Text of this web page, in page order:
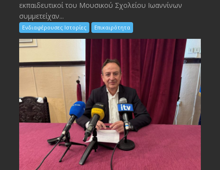
εκπαιδευτικοί του Μουσικού Σχολείου Ιωαννίνων
συμμετείχαν...
Ενδιαφέρουσες Ιστορίες Επικαιρότητα